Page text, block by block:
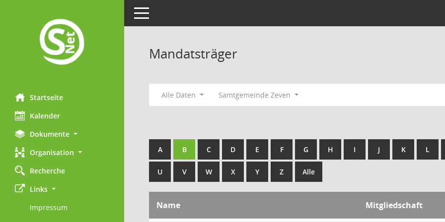
Startseite
Kalender
Dokumente
Organisation
Recherche
Links
Impressum
Toggle navigation
Mandatsträger
Alle Daten Samtgemeinde Zeven
A B C D E F G H I J K L
U V W X Y Z Alle
Name Mitgliedschaft